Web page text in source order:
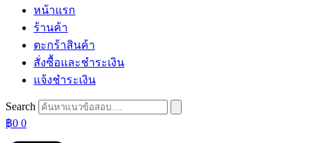
หน้าแรก
ร้านค้า
ตะกร้าสินค้า
สั่งซื้อและชำระเงิน
แจ้งชำระเงิน
Search
฿0 0